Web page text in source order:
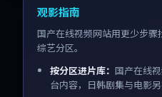
观影指南
国产在线视频网站用更少步
综艺分区。
按分区进片库： 国产在线
台内容，日韩剧集与电影另